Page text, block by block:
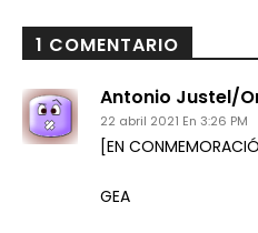
1 COMENTARIO
Antonio Justel/
22 abril 2021 En 3:26 PM
[EN
GEA